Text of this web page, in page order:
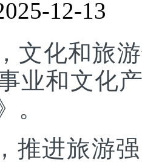
12-13
文化和旅
业和文化
。
推进旅游